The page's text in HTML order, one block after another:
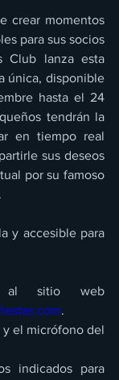
crear momentos
para sus socios
Club lanza esta
única, disponible
hasta el 24
tendrán la
en tiempo real
sus deseos
por su famoso
y accesible para
.
y el micrófono del
indicados para